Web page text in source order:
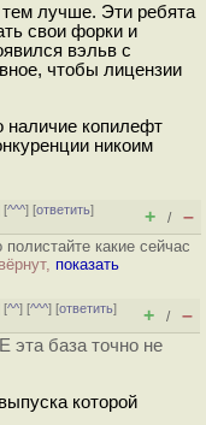
лучше. Эти ребята
свои форки и
вэльв с
чтобы лицензии
наличие копилефт
никоим
[^^^] [ответить]
+ / –
какие сейчас
показать
[^^] [^^^] [ответить]
+ / –
база точно не
которой